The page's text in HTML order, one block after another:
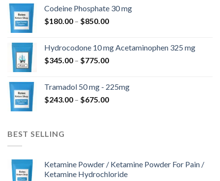
$820.00
Codeine Phosphate 30 mg
$180.00 – $850.00Hinnavahemik:
$850.00
Hydrocodone 10 mg Acetaminophen 325 mg
$345.00 – $775.00Hinnavahemik:
$775.00
Tramadol 50 mg - 225mg
$243.00 – $675.00Hinnavahemik:
BEST SELLING
Ketamine Powder / Ketamine Powder For Pain /
Ketamine Hydrochloride